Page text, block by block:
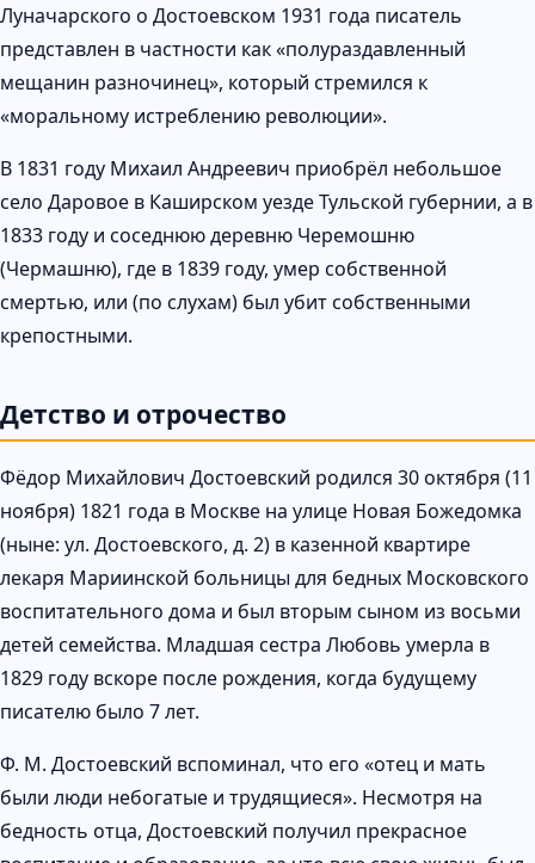
Луначарского о Достоевском 1931 года писатель
представлен в частности как «полураздавленный
мещанин разночинец», который стремился к
«моральному истреблению революции».
В 1831 году Михаил Андреевич приобрёл небольшое
село Даровое в Каширском уезде Тульской губернии, а в
1833 году и соседнюю деревню Черемошню
(Чермашню), где в 1839 году, умер собственной
смертью, или (по слухам) был убит собственными
крепостными.
Детство и отрочество
Фёдор Михайлович Достоевский родился 30 октября (11
ноября) 1821 года в Москве на улице Новая Божедомка
(ныне: ул. Достоевского, д. 2) в казенной квартире
лекаря Мариинской больницы для бедных Московского
воспитательного дома и был вторым сыном из восьми
детей семейства. Младшая сестра Любовь умерла в
1829 году вскоре после рождения, когда будущему
писателю было 7 лет.
Ф. М. Достоевский вспоминал, что его «отец и мать
были люди небогатые и трудящиеся». Несмотря на
бедность отца, Достоевский получил прекрасное